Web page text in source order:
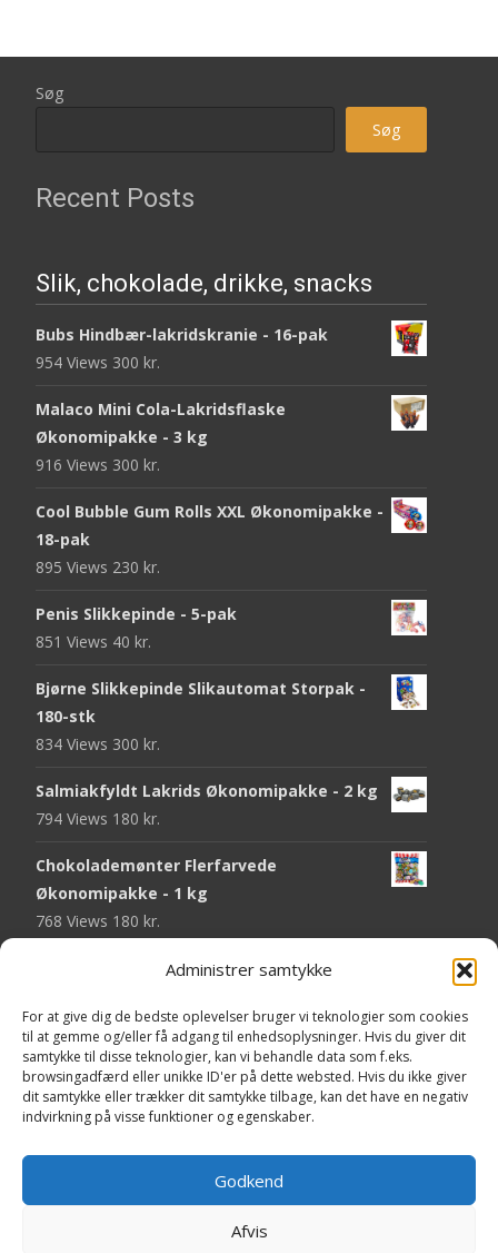
Administrer samtykke
For at give dig de bedste oplevelser bruger vi teknologier som cookies
til at gemme og/eller få adgang til enhedsoplysninger. Hvis du giver dit
samtykke til disse teknologier, kan vi behandle data som f.eks.
browsingadfærd eller unikke ID'er på dette websted. Hvis du ikke giver
dit samtykke eller trækker dit samtykke tilbage, kan det have en negativ
indvirkning på visse funktioner og egenskaber.
Godkend
Afvis
Søg
Søg
Recent Posts
Slik, chokolade, drikke, snacks
Bubs Hindbær-lakridskranie - 16-pak
954 Views 300 kr.
Malaco Mini Cola-Lakridsflaske
Økonomipakke - 3 kg
916 Views 300 kr.
Cool Bubble Gum Rolls XXL Økonomipakke -
18-pak
895 Views 230 kr.
Penis Slikkepinde - 5-pak
851 Views 40 kr.
Bjørne Slikkepinde Slikautomat Storpak -
180-stk
834 Views 300 kr.
Salmiakfyldt Lakrids Økonomipakke - 2 kg
794 Views 180 kr.
Chokolademønter Flerfarvede
Økonomipakke - 1 kg
768 Views 180 kr.
Malaco Stjerner Lakrids - 92 gram
Pringles Hot & Spicy - 165 gram
743 Views40 kr.
Fini Krudttønder Tyggegummi